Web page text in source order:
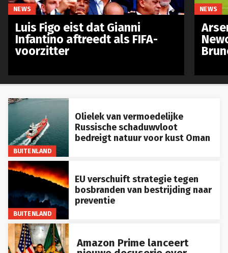
BUITENLAND
Olielek van vermoedelijke
Russische schaduwvloot
bedreigt natuur voor kust Oman
BUITENLAND
EU verschuift strategie tegen
bosbranden van bestrijding naar
preventie
Amazon Prime lanceert
nieuwe docuserie over
NEWS
Luis Figo eist dat Gianni
Infantino aftreedt als FIFA-
voorzitter
NEWS